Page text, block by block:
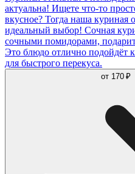
актуальна! Ищете что-то
вкусное? Тогда наша
идеальный выбор! Сочная
сочными помидорами,
Это блюдо отлично подойдёт
для быстрого перекуса.
от 170 ₽